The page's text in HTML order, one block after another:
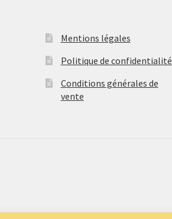
Mentions légales
Politique de confidentialité
Conditions générales de
vente